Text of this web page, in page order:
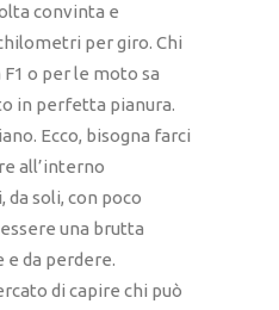
convinta e
per giro. Chi
o per le moto sa
in perfetta pianura.
Ecco, bisogna farci
all’interno
soli, con poco
una brutta
e da perdere.
di capire chi può